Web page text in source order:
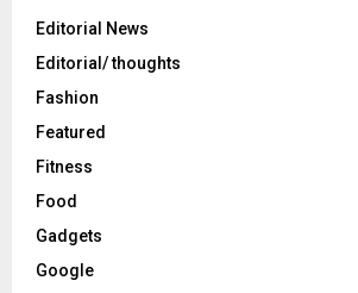
Editorial News
Editorial/ thoughts
Fashion
Featured
Fitness
Food
Gadgets
Google